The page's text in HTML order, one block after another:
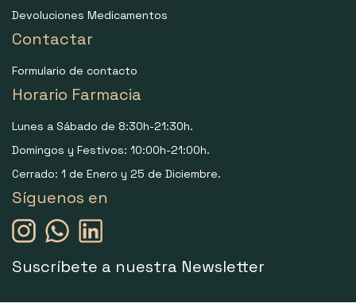
Devoluciones Medicamentos
Contactar
Formulario de contacto
Horario Farmacia
Lunes a Sábado de 8:30h-21:30h.
Domingos y Festivos: 10:00h-21:00h.
Cerrado: 1 de Enero y 25 de Diciembre.
Síguenos en
Suscríbete a nuestra Newsletter